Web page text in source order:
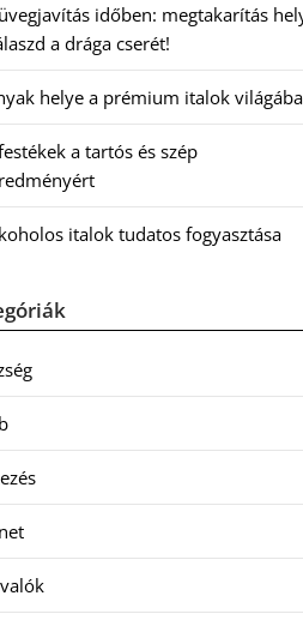
időben: megtakarítás
a drága cserét!
helye a prémium italok
a tartós és szép
italok tudatos fogyasztása